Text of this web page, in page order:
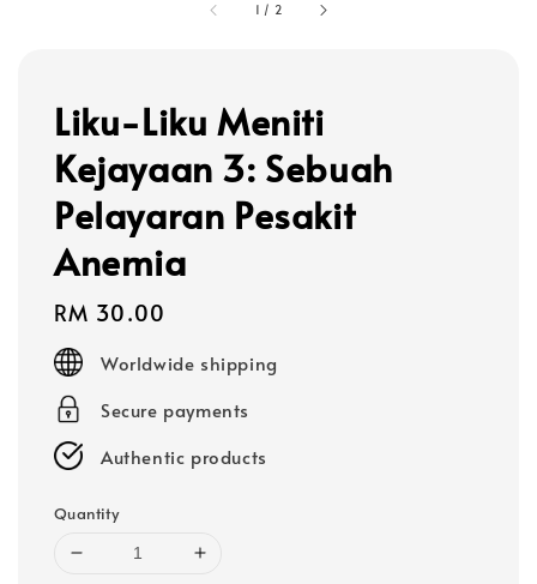
1 / 2
Liku-Liku Meniti
Kejayaan 3: Sebuah
Pelayaran Pesakit
Anemia
Regular
price
RM 30.00
Worldwide shipping
Secure payments
Authentic products
Quantity